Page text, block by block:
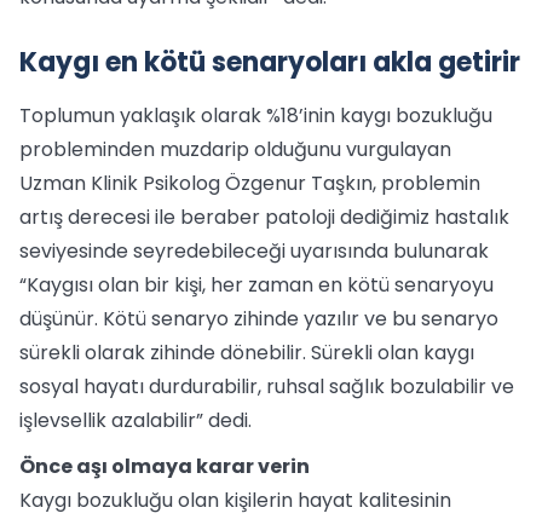
Kaygı en kötü senaryoları akla getirir
Toplumun yaklaşık olarak %18’inin kaygı bozukluğu
probleminden muzdarip olduğunu vurgulayan
Uzman Klinik Psikolog Özgenur Taşkın, problemin
artış derecesi ile beraber patoloji dediğimiz hastalık
seviyesinde seyredebileceği uyarısında bulunarak
“Kaygısı olan bir kişi, her zaman en kötü senaryoyu
düşünür. Kötü senaryo zihinde yazılır ve bu senaryo
sürekli olarak zihinde dönebilir. Sürekli olan kaygı
sosyal hayatı durdurabilir, ruhsal sağlık bozulabilir ve
işlevsellik azalabilir” dedi.
Önce aşı olmaya karar verin
Kaygı bozukluğu olan kişilerin hayat kalitesinin